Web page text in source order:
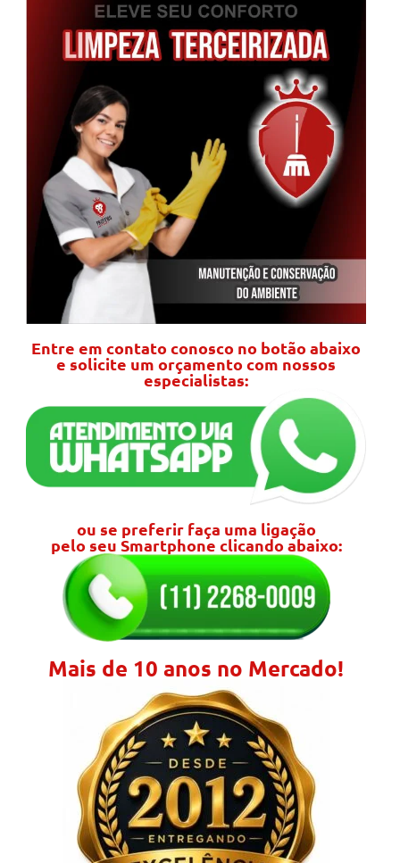
Entre em contato conosco no botão abaixo
e solicite um orçamento com nossos
especialistas:
ou se preferir faça uma ligação
pelo seu Smartphone clicando abaixo:
Mais de 10 anos no Mercado!